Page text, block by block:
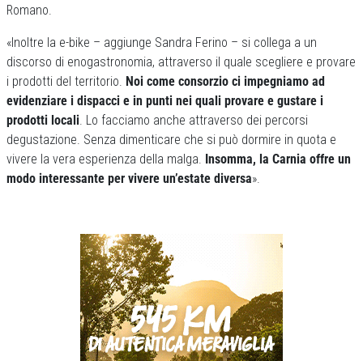
Romano.
«Inoltre la e-bike – aggiunge Sandra Ferino – si collega a un
discorso di enogastronomia, attraverso il quale scegliere e provare
i prodotti del territorio. Noi come consorzio ci impegniamo ad
evidenziare i dispacci e in punti nei quali provare e gustare i
prodotti locali. Lo facciamo anche attraverso dei percorsi
degustazione. Senza dimenticare che si può dormire in quota e
vivere la vera esperienza della malga. Insomma, la Carnia offre un
modo interessante per vivere un’estate diversa».
Previous